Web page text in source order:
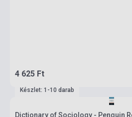
4 625 Ft
Készlet: 1-10 darab
Dictionary of Sociology - Penguin